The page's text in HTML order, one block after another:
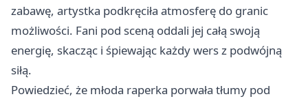
zabawę, artystka podkręciła atmosferę do granic
możliwości. Fani pod sceną oddali jej całą swoją
energię, skacząc i śpiewając każdy wers z podwójną
siłą.
Powiedzieć, że młoda raperka porwała tłumy pod